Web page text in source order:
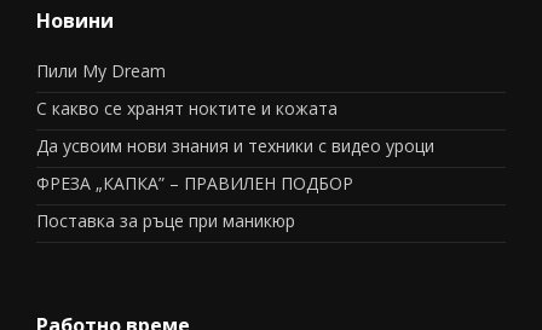
Новини
Пили My Dream
С какво се хранят ноктите и кожата
Да усвоим нови знания и техники с видео уроци
ФРЕЗА „КАПКА” – ПРАВИЛЕН ПОДБОР
Поставка за ръце при маникюр